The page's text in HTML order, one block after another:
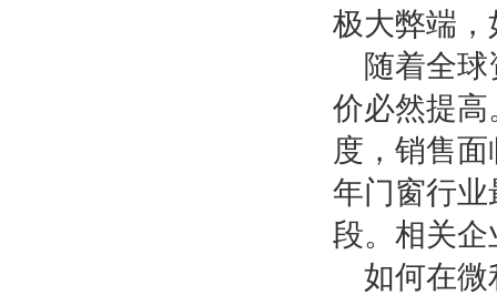
极大弊端
随着全
价必然提
度，销售
年门窗行
段。相关
如何在微